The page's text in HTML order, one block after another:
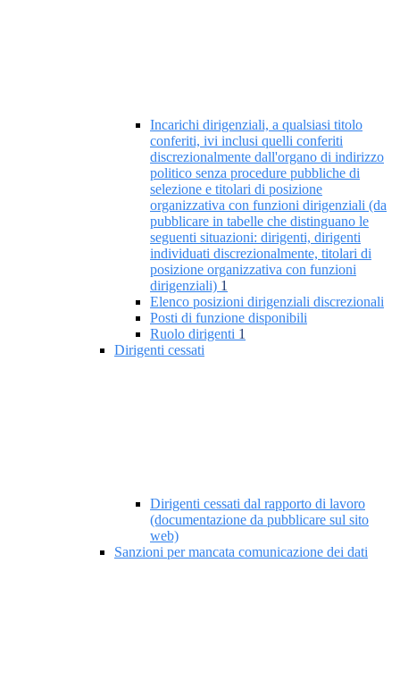
Incarichi dirigenziali, a qualsiasi titolo
conferiti, ivi inclusi quelli conferiti
discrezionalmente dall'organo di indirizzo
politico senza procedure pubbliche di
selezione e titolari di posizione
organizzativa con funzioni dirigenziali (da
pubblicare in tabelle che distinguano le
seguenti situazioni: dirigenti, dirigenti
individuati discrezionalmente, titolari di
posizione organizzativa con funzioni
dirigenziali) 1
Elenco posizioni dirigenziali discrezionali
Posti di funzione disponibili
Ruolo dirigenti 1
Dirigenti cessati
Dirigenti cessati dal rapporto di lavoro
(documentazione da pubblicare sul sito
web)
Sanzioni per mancata comunicazione dei dati